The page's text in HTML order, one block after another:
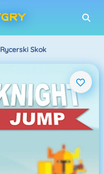
Rycerski Skok